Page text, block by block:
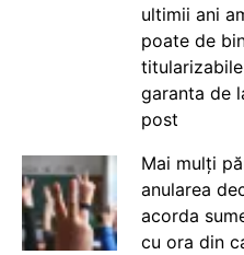
ultimii ani
poate de
garanta de
post
Mai mulți
anularea
acorda
cu ora din